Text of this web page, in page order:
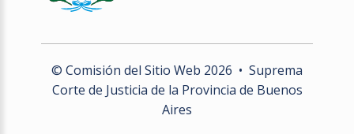
© Comisión del Sitio Web 2026 • Suprema
Corte de Justicia de la Provincia de Buenos
Aires